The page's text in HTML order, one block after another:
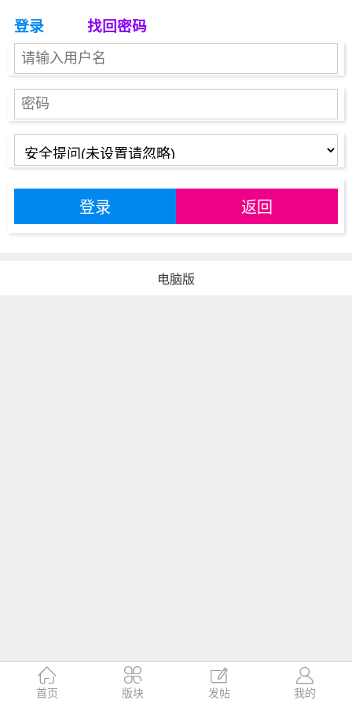
登录 找回密码
登录 返回

首页

版块

发帖

我的
电脑版